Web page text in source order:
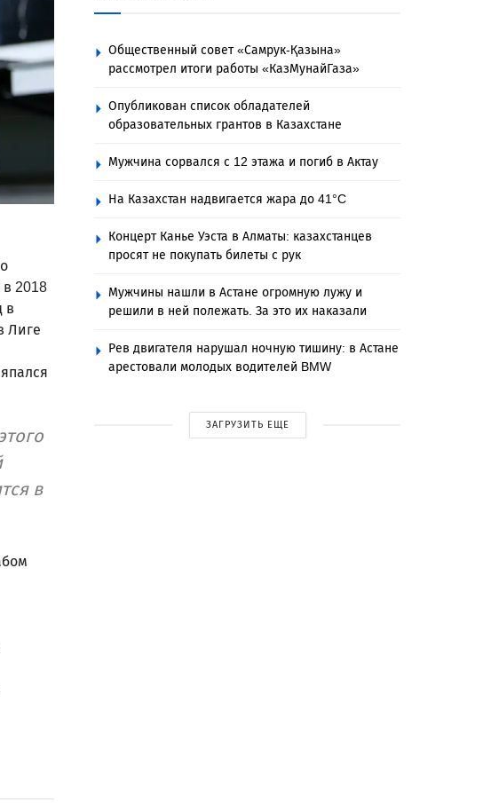
2018
в
Лиге
в
Общественный совет «Самрук-Қазына»
рассмотрел итоги работы «КазМунайГаза»
Опубликован список обладателей
образовательных грантов в Казахстане
Мужчина сорвался с 12 этажа и погиб в Актау
На Казахстан надвигается жара до 41°C
Концерт Канье Уэста в Алматы: казахстанцев
просят не покупать билеты с рук
Мужчины нашли в Астане огромную лужу и
решили в ней полежать. За это их наказали
Рев двигателя нарушал ночную тишину: в Астане
арестовали молодых водителей BMW
ЗАГРУЗИТЬ ЕЩЕ